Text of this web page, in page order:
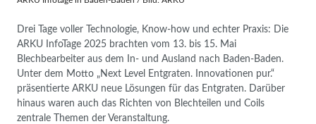
Drei Tage voller Technologie, Know-how und echter Praxis: Die
ARKU InfoTage 2025 brachten vom 13. bis 15. Mai
Blechbearbeiter aus dem In- und Ausland nach Baden-Baden.
Unter dem Motto „Next Level Entgraten. Innovationen pur.“
präsentierte ARKU neue Lösungen für das Entgraten. Darüber
hinaus waren auch das Richten von Blechteilen und Coils
zentrale Themen der Veranstaltung.